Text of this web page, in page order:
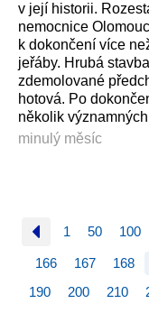
v její historii.
nemocnice
k dokončení více
jeřáby. Hrubá
zdemolované
hotová. Po
několik
minulý měsíc
1 50 100
166 167 168
190
200 210